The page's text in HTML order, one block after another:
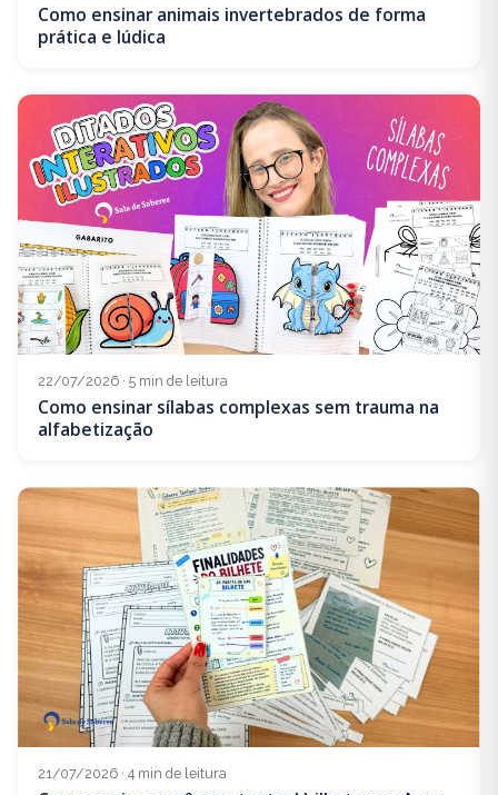
Como ensinar animais invertebrados de forma
prática e lúdica
22/07/2026 · 5 min de leitura
Como ensinar sílabas complexas sem trauma na
alfabetização
21/07/2026 · 4 min de leitura